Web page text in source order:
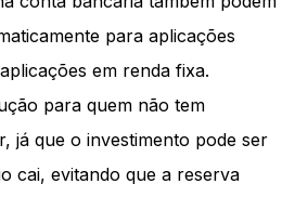
para aplicações
em renda fixa.
para quem não tem
já que o investimento pode ser
cai, evitando que a reserva